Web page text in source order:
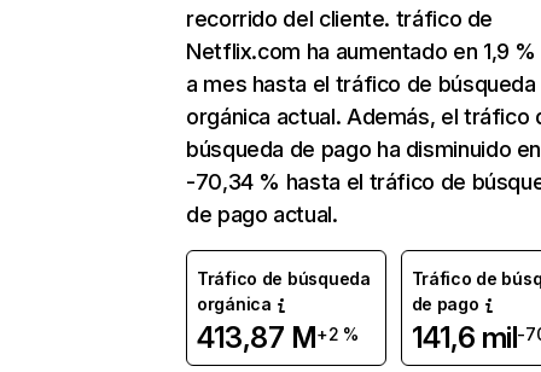
recorrido del cliente. tráfico de
Netflix.com ha aumentado en 1,9
a mes hasta el tráfico de búsqueda
orgánica actual. Además, el tráfico
búsqueda de pago ha disminuido en
-70,34 % hasta el tráfico de
de pago actual.
Tráfico de búsqueda
orgánica
413,87 M+2 %
Tráfico de
de pago
141,6 mil-